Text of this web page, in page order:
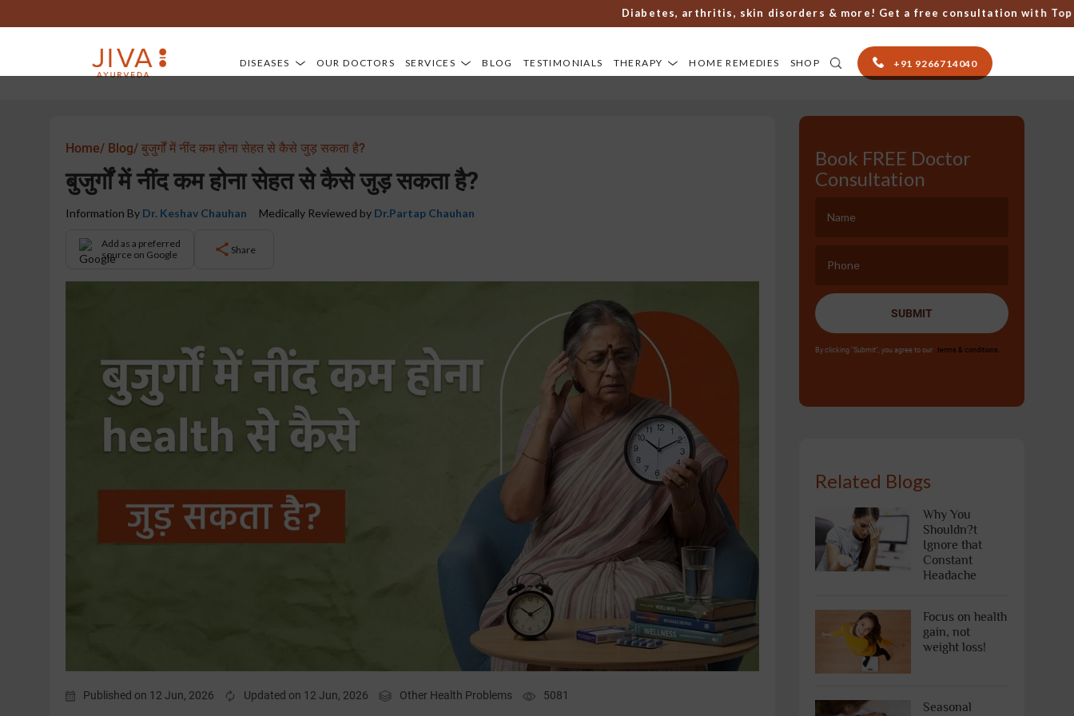
Diabetes, arthritis, skin disorders & more! Get a free consultation with Top
DISEASES OUR DOCTORS SERVICES BLOG TESTIMONIALS THERAPY HOME REMEDIES SHOP +91 9266714040
Home/ Blog/ बुजुर्गों में नींद कम होना सेहत से कैसे जुड़ सकता है?
बुजुर्गों में नींद कम होना सेहत से कैसे जुड़ सकता है?
Information By Dr. Keshav Chauhan Medically Reviewed by Dr.Partap Chauhan
Add as a preferred
source on Google
Share
Published on 12 Jun, 2026 Updated on 12 Jun, 2026 Other Health Problems 5081
Book FREE Doctor
Consultation
SUBMIT
By clicking "Submit", you agree to our terms & conditions.
Related Blogs
Why You
Shouldn?t
Ignore that
Constant
Headache
Focus on health
gain, not
weight loss!
Seasonal